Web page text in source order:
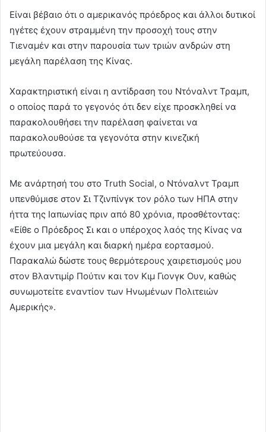
Είναι βέβαιο ότι ο αμερικανός πρόεδρος και άλλοι δυτικοί
ηγέτες έχουν στραμμένη την προσοχή τους στην
Τιεναμέν και στην παρουσία των τριών ανδρών στη
μεγάλη παρέλαση της Κίνας.
Χαρακτηριστική είναι η αντίδραση του Ντόναλντ Τραμπ,
ο οποίος παρά το γεγονός ότι δεν είχε προσκληθεί να
παρακολουθήσει την παρέλαση φαίνεται να
παρακολουθούσε τα γεγονότα στην κινεζική
πρωτεύουσα.
Με ανάρτησή του στο Truth Social, ο Ντόναλντ Τραμπ
υπενθύμισε στον Σι Τζινπίνγκ τον ρόλο των ΗΠΑ στην
ήττα της Ιαπωνίας πριν από 80 χρόνια, προσθέτοντας:
«Είθε ο Πρόεδρος Σι και ο υπέροχος λαός της Κίνας να
έχουν μια μεγάλη και διαρκή ημέρα εορτασμού.
Παρακαλώ δώστε τους θερμότερους χαιρετισμούς μου
στον Βλαντιμίρ Πούτιν και τον Κιμ Γιονγκ Ουν, καθώς
συνωμοτείτε εναντίον των Ηνωμένων Πολιτειών
Αμερικής».